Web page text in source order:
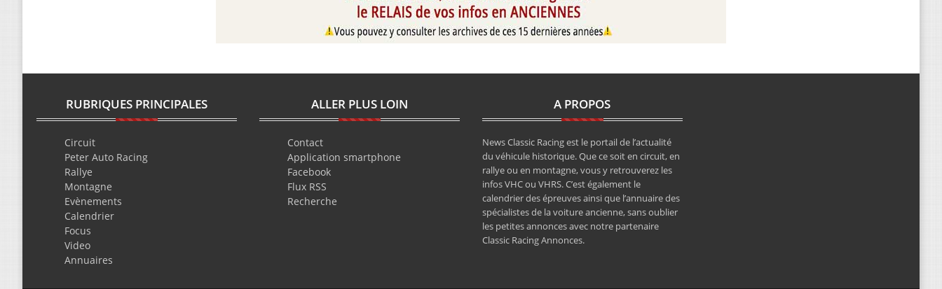
RUBRIQUES PRINCIPALES
Circuit
Peter Auto Racing
Rallye
Montagne
Evènements
Calendrier
Focus
Video
Annuaires
ALLER PLUS LOIN
Contact
Application smartphone
Facebook
Flux RSS
Recherche
A PROPOS
News Classic Racing est le portail de l’actualité
du véhicule historique. Que ce soit en circuit, en
rallye ou en montagne, vous y retrouverez les
infos VHC ou VHRS. C’est également le
calendrier des épreuves ainsi que l’annuaire des
spécialistes de la voiture ancienne, sans oublier
les petites annonces avec notre partenaire
Classic Racing Annonces.